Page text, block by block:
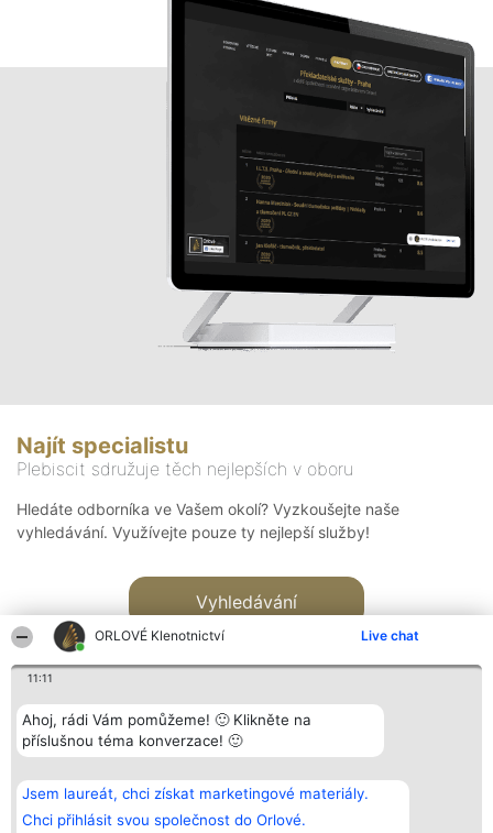
ORLOVÉ Klenotnictví Live chat
11:11
Ahoj, rádi Vám pomůžeme! 🙂 Klikněte na
příslušnou téma konverzace! 🙂
Jsem laureát, chci získat marketingové materiály.
Chci přihlásit svou společnost do Orlové.
Najít specialistu
Plebiscit sdružuje těch nejlepších v oboru
Hledáte odborníka ve Vašem okolí? Vyzkoušejte naše
vyhledávání. Využívejte pouze ty nejlepší služby!
Vyhledávání
Bright Side Solutions sp. z o.
o. sp. k.
ul. Ruska 22
Wrocław 50-079
Vítězové
Seznam všech
laureátů
Zásady
Kontakt